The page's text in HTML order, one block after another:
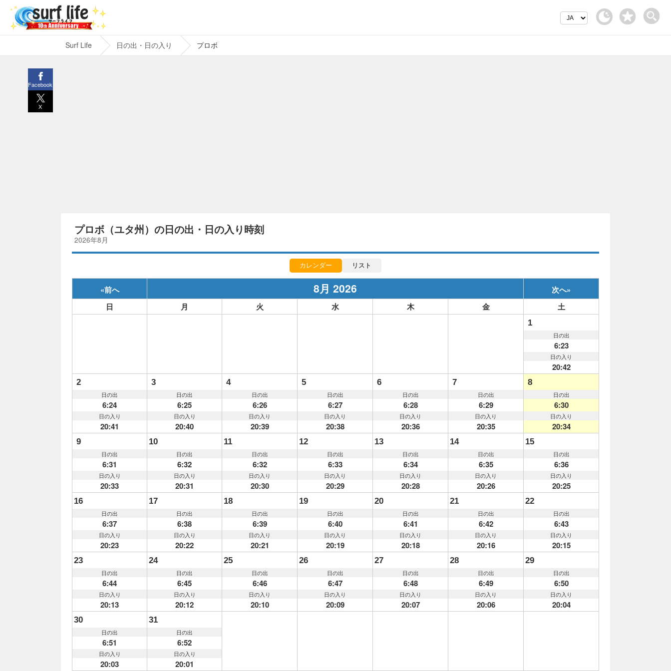
Surf Life 日の出・日の入り プロボ
プロボ（ユタ州）の日の出・日の入り時刻
2026年8月
カレンダー リスト
«前へ 8月 2026 次へ»
日
月 火 水 木 金 土
1
日の出
6:23
日の入り
20:42
2
日の出
6:24
日の入り
20:41
3
日の出
6:25
日の入り
20:40
4
日の出
6:26
日の入り
20:39
5
日の出
6:27
日の入り
20:38
6
日の出
6:28
日の入り
20:36
7
日の出
6:29
日の入り
20:35
8
日の出
6:30
日の入り
20:34
9
日の出
6:31
日の入り
20:33
10
日の出
6:32
日の入り
20:31
11
日の出
6:32
日の入り
20:30
12
日の出
6:33
日の入り
20:29
13
日の出
6:34
日の入り
20:28
14
日の出
6:35
日の入り
20:26
15
日の出
6:36
日の入り
20:25
16
日の出
6:37
日の入り
20:23
17
日の出
6:38
日の入り
20:22
18
日の出
6:39
日の入り
20:21
19
日の出
6:40
日の入り
20:19
20
日の出
6:41
日の入り
20:18
21
日の出
6:42
日の入り
20:16
22
日の出
6:43
日の入り
20:15
23
日の出
6:44
日の入り
20:13
24
日の出
6:45
日の入り
20:12
25
日の出
6:46
日の入り
20:10
26
日の出
6:47
日の入り
20:09
27
日の出
6:48
日の入り
20:07
28
日の出
6:49
日の入り
20:06
29
日の出
6:50
日の入り
20:04
30
日の出
6:51
日の入り
20:03
31
日の出
6:52
日の入り
20:01
Facebook
X